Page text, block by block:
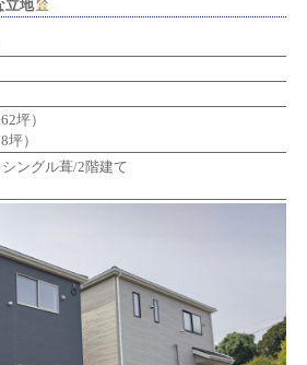
立地
坪）
坪）
ングル葺/2階建て